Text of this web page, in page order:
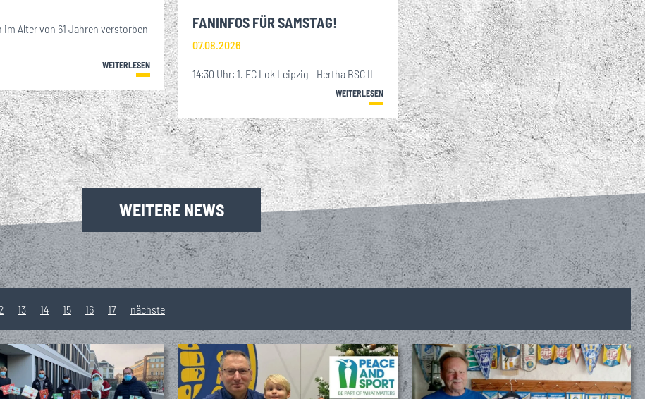
Alter von 61 Jahren verstorben
WEITERLESEN
FANINFOS FÜR SAMSTAG!
07.08.2026
14:30 Uhr: 1. FC Lok Leipzig - Hertha BSC II
WEITERLESEN
WEITERE NEWS
13 14 15 16 17 nächste